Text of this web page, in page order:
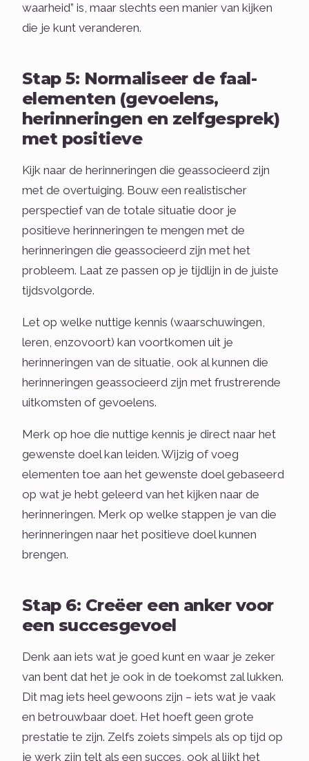
waarheid” is, maar slechts een manier van kijken
die je kunt veranderen.
Stap 5: Normaliseer de faal-
elementen (gevoelens,
herinneringen en zelfgesprek)
met positieve
Kijk naar de herinneringen die geassocieerd zijn
met de overtuiging. Bouw een realistischer
perspectief van de totale situatie door je
positieve herinneringen te mengen met de
herinneringen die geassocieerd zijn met het
probleem. Laat ze passen op je tijdlijn in de juiste
tijdsvolgorde.
Let op welke nuttige kennis (waarschuwingen,
leren, enzovoort) kan voortkomen uit je
herinneringen van de situatie, ook al kunnen die
herinneringen geassocieerd zijn met frustrerende
uitkomsten of gevoelens.
Merk op hoe die nuttige kennis je direct naar het
gewenste doel kan leiden. Wijzig of voeg
elementen toe aan het gewenste doel gebaseerd
op wat je hebt geleerd van het kijken naar de
herinneringen. Merk op welke stappen je van die
herinneringen naar het positieve doel kunnen
brengen.
Stap 6: Creëer een anker voor
een succesgevoel
Denk aan iets wat je goed kunt en waar je zeker
van bent dat het je ook in de toekomst zal lukken.
Dit mag iets heel gewoons zijn – iets wat je vaak
en betrouwbaar doet. Het hoeft geen grote
prestatie te zijn. Zelfs zoiets simpels als op tijd op
je werk zijn telt als een succes, ook al lijkt het